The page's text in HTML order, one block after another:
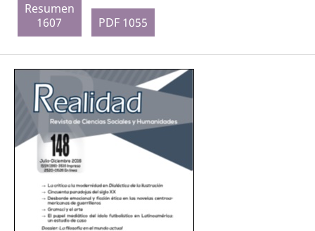
Resumen
1607
PDF 1055